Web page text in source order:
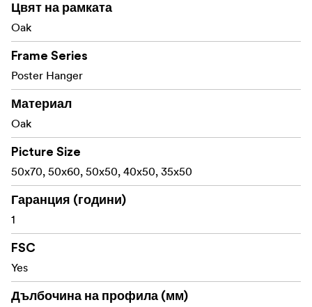
Материал: Дъб
Изработен със сертифицирани от FSC® материали,
лицензен код FSC-C211920, този продукт е устойчив
избор, който помага за опазването на нашите гори.
Цвят на рамката
Oak
Frame Series
Poster Hanger
Материал
Oak
Picture Size
50x70, 50x60, 50x50, 40x50, 35x50
Гаранция (години)
1
FSC
Yes
Дълбочина на профила (мм)